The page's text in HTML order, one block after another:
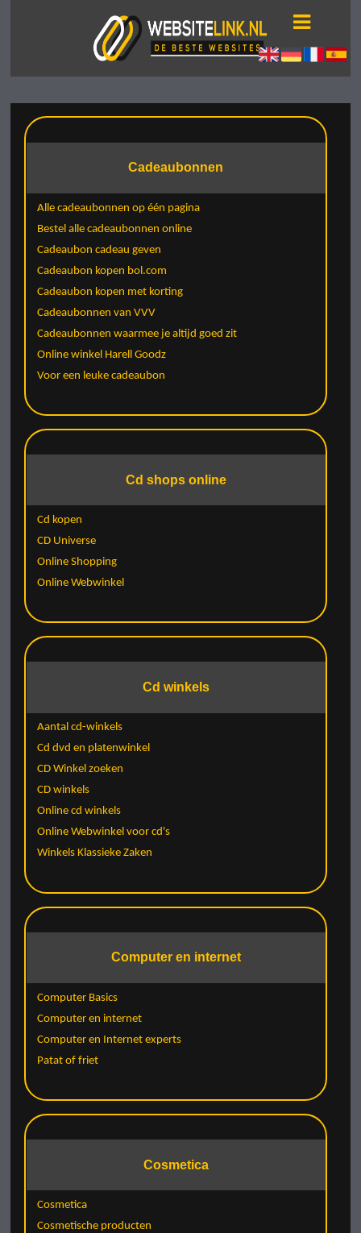
Cadeaubonnen
Alle cadeaubonnen op één pagina
Bestel alle cadeaubonnen online
Cadeaubon cadeau geven
Cadeaubon kopen bol.com
Cadeaubon kopen met korting
Cadeaubonnen van VVV
Cadeaubonnen waarmee je altijd goed zit
Online winkel Harell Goodz
Voor een leuke cadeaubon
Cd shops online
Cd kopen
CD Universe
Online Shopping
Online Webwinkel
Cd winkels
Aantal cd-winkels
Cd dvd en platenwinkel
CD Winkel zoeken
CD winkels
Online cd winkels
Online Webwinkel voor cd's
Winkels Klassieke Zaken
Computer en internet
Computer Basics
Computer en internet
Computer en Internet experts
Patat of friet
Cosmetica
Cosmetica
Cosmetische producten